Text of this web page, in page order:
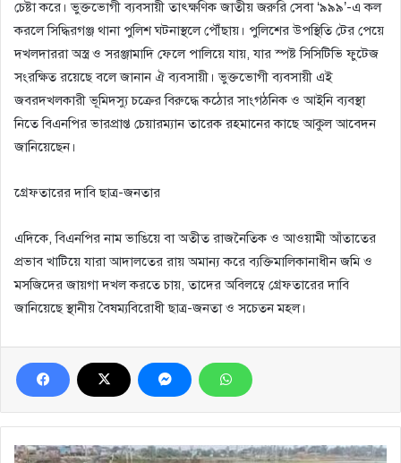
চেষ্টা করে। ভুক্তভোগী ব্যবসায়ী তাৎক্ষণিক জাতীয় জরুরি সেবা ‘৯৯৯’-এ কল
করলে সিদ্ধিরগঞ্জ থানা পুলিশ ঘটনাস্থলে পৌঁছায়। পুলিশের উপস্থিতি টের পেয়ে
দখলদাররা অস্ত্র ও সরঞ্জামাদি ফেলে পালিয়ে যায়, যার স্পষ্ট সিসিটিভি ফুটেজ
সংরক্ষিত রয়েছে বলে জানান ঐ ব্যবসায়ী। ভুক্তভোগী ব্যবসায়ী এই
জবরদখলকারী ভূমিদস্যু চক্রের বিরুদ্ধে কঠোর সাংগঠনিক ও আইনি ব্যবস্থা
নিতে বিএনপির ভারপ্রাপ্ত চেয়ারম্যান তারেক রহমানের কাছে আকুল আবেদন
জানিয়েছেন।
​গ্রেফতারের দাবি ছাত্র-জনতার
এদিকে, বিএনপির নাম ভাঙিয়ে বা অতীত রাজনৈতিক ও আওয়ামী আঁতাতের
প্রভাব খাটিয়ে যারা আদালতের রায় অমান্য করে ব্যক্তিমালিকানাধীন জমি ও
মসজিদের জায়গা দখল করতে চায়, তাদের অবিলম্বে গ্রেফতারের দাবি
জানিয়েছে স্থানীয় বৈষম্যবিরোধী ছাত্র-জনতা ও সচেতন মহল।
যাত্রীবাহী